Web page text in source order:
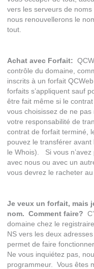
vers les serveurs de
nous renouvellerons le
tout.
Achat avec Forfait:
contrôle du domaine,
inscrits à un forfait
forfaits s’appliquent sauf
être fait même si le
vous choisissez de ne
votre responsabilité de
contrat de forfait terminé,
pouvez le transférer avant
le Whois). Si vous n’avez
avec nous ou avec un
vous devrez le racheter au
Je veux un forfait, mais
nom. Comment faire?
domaine chez le
NS vers les deux
permet de faire
Ne vous inquiétez pas,
programmeur. Vous êtes